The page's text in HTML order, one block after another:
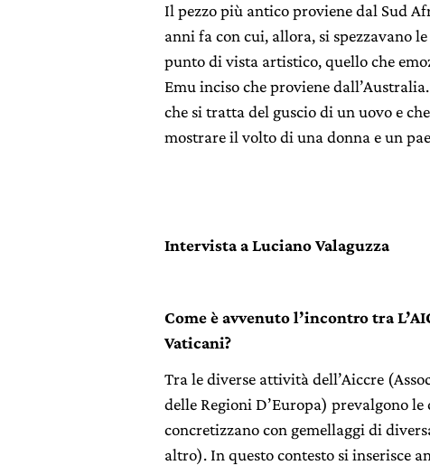
Il pezzo più antico proviene dal Sud
anni fa con cui, allora, si spezzavano
punto di vista artistico, quello che
Emu inciso che proviene
che si tratta del guscio di un uovo e
mostrare il volto di una donna e un
Intervista a Luciano Valaguzza
Come è avvenuto l’incontro tra
Vaticani?
Tra le diverse attività dell’Aiccre
delle Regioni D’Europa) prevalgono
concretizzano con gemellaggi di
altro). In questo contesto si inserisce